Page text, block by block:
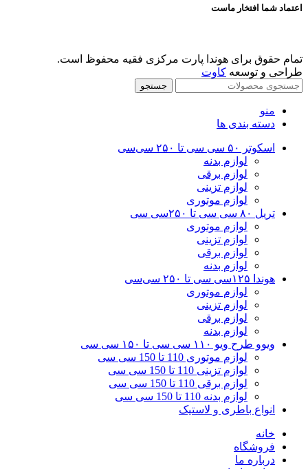
اعتماد شما افتخار ماست
تمام حقوق برای هوندا پارت مرکزی فقیه محفوظ است.
طراحی و توسعه کاوت
جستجو
منو
دسته بندی ها
اسکوتر ۵۰ سی سی تا ۲۵۰ سی‌سی
لوازم بدنه
لوازم برقی
لوازم تزینی
لوازم موتوری
تریل ۸۰ سی سی تا ۲۵۰سی سی
لوازم موتوری
لوازم تزینی
لوازم برقی
لوازم بدنه
هوندا ۱۲۵سی سی تا ۲۵۰ سی‌سی
لوازم موتوری
لوازم تزینی
لوازم برقی
لوازم بدنه
ویوو طرح ویو ۱۱۰ سی سی تا ۱۵۰ سی سی
لوازم موتوری 110 تا 150 سی سی
لوازم تزینی 110 تا 150 سی سی
لوازم برقی 110 تا 150 سی سی
لوازم بدنه 110 تا 150 سی سی
انواع باطری و لاستیک
خانه
فروشگاه
درباره ما